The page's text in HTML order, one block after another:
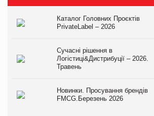
Каталог Головних Проєктів
PrivateLabel – 2026
Сучасні рішення в
Логістиці&Дистрибуції – 2026.
Травень
Новинки. Просування брендів
FMCG.Березень 2026